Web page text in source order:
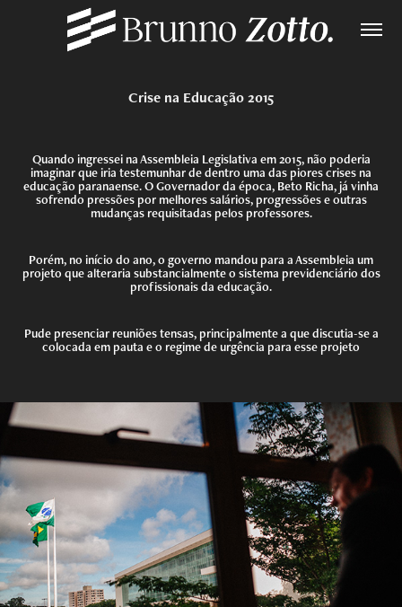
Crise na Educação 2015
Quando ingressei na Assembleia Legislativa em 2015, não poderia
imaginar que iria testemunhar de dentro uma das piores crises na
educação paranaense. O Governador da época, Beto Richa, já vinha
sofrendo pressões por melhores salários, progressões e outras
mudanças requisitadas pelos professores.
Porém, no início do ano, o governo mandou para a Assembleia um
projeto que alteraria substancialmente o sistema previdenciário dos
profissionais da educação.
Pude presenciar reuniões tensas, principalmente a que discutia-se a
colocada em pauta e o regime de urgência para esse projeto